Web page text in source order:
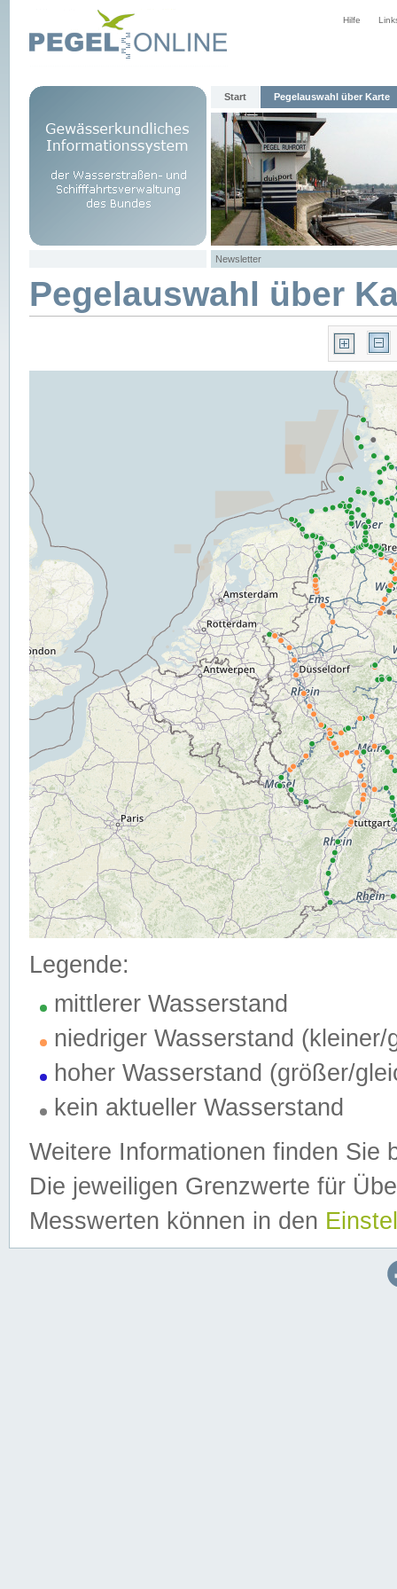
Hilfe
Start Pegelauswahl über Karte
Newsletter
Pegelauswahl über
Legende:
mittlerer Wasserstand
niedriger Wasserstand (kleiner/
hoher Wasserstand (größer/
kein aktueller Wasserstand
Weitere Informationen finden Sie
Die jeweiligen Grenzwerte für
Messwerten können in den